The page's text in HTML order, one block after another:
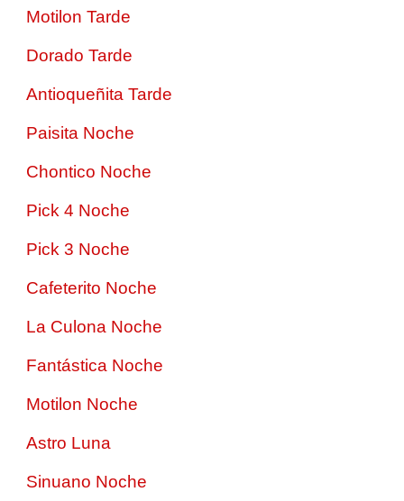
Motilon Tarde
Dorado Tarde
Antioqueñita Tarde
Paisita Noche
Chontico Noche
Pick 4 Noche
Pick 3 Noche
Cafeterito Noche
La Culona Noche
Fantástica Noche
Motilon Noche
Astro Luna
Sinuano Noche